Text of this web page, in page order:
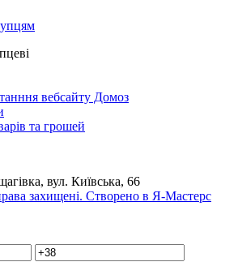
вебсайту Домоз
та грошей
вул. Київська, 66
захищені. Створено в Я-Мастерс